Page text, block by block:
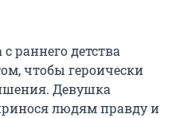
раннего детства
чтобы героически
Девушка
людям правду и